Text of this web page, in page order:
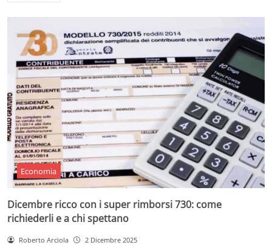
Economia
Dicembre ricco con i super rimborsi 730: come
richiederli e a chi spettano
Roberto Arciola 2 Dicembre 2025